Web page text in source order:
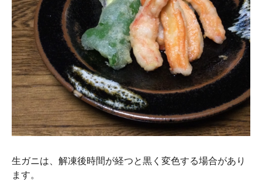
生ガニは、解凍後時間が経つと黒く変色する場合があり
ます。